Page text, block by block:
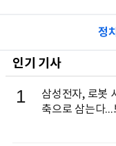
정치
인기 기사
1
삼성전자, 로봇
축으로 삼는다